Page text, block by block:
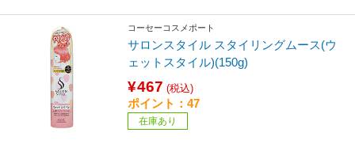
コーセーコスメポート
サロンスタイル スタイリングムース(ウ
ェットスタイル)(150g)
¥467 (税込)
ポイント：47
在庫あり